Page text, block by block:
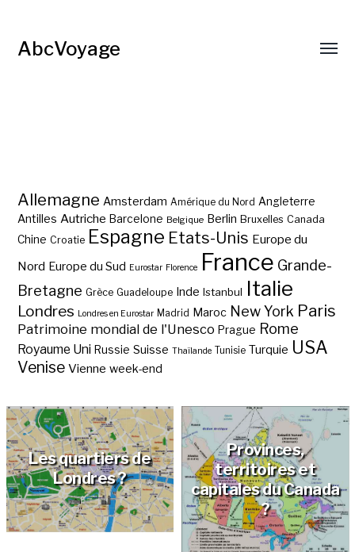
AbcVoyage
Allemagne Amsterdam Amérique du Nord Angleterre
Antilles Autriche Barcelone Belgique Berlin Bruxelles Canada
Chine Croatie Espagne Etats-Unis Europe du
Nord Europe du Sud Eurostar Florence France Grande-
Bretagne Grèce Guadeloupe Inde Istanbul Italie
Londres Londres en Eurostar Madrid Maroc New York Paris
Patrimoine mondial de l'Unesco Prague Rome
Royaume Uni Russie Suisse Thaïlande Tunisie Turquie USA
Venise Vienne week-end
Les quartiers de
Londres ?
Provinces,
territoires et
capitales du Canada
?
Quelles sont les